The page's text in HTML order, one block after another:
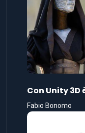
Con Unity 3D
Fabio Bonomo